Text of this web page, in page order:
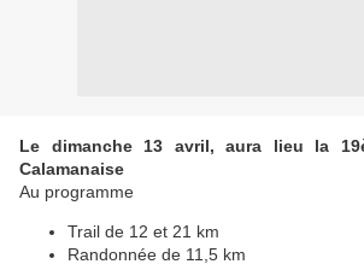
Le dimanche 13 avril, aura lieu la
Calamanaise
Au programme
Trail de 12 et 21 km
Randonnée de 11,5 km